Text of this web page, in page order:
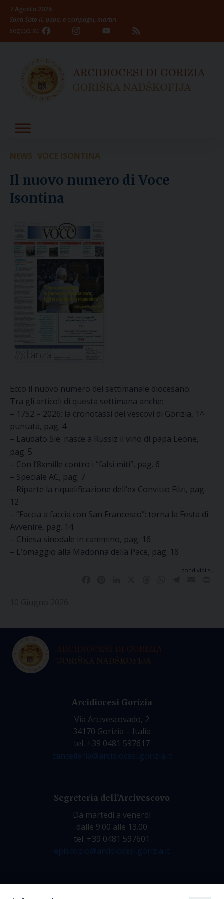
Skip
content
7 Agosto 2026
Santi Sisto II, papa, e compagni, martiri
seguici su Facebook InstagramYouTube
Channel
NEWS VOCE ISONTINA
Il nuovo numero di Voce
Isontina
Ecco il nuovo numero del settimanale diocesano.
Tra gli articoli di questa settimana anche:
– 1752 – 2026: la cronotassi dei vescovi di Gorizia, 1^
puntata, pag. 4
– Laudato Sie: nasce a Russiz il vino di papa Leone,
pag. 5
– Con l’8xmille contro i “falsi miti”, pag. 6
– Speciale AC, pag. 7
– Riparte la riqualificazione dell’ex Convitto Filzi, pag.
12
– “Faccia a faccia con San Francesco”: torna la Festa di
Avvenire, pag. 14
– Chiesa sinodale in cammino, pag. 16
– L’omaggio alla Madonna della Pace, pag. 18
condividi su
Arcidiocesi Gorizia
Via Arcivescovado, 2
34170 Gorizia – Italia
tel. +39 0481 597617
cancelleria@arcidiocesi.gorizia.it
Segreteria dell’Arcivescovo
Da martedì a venerdì
dalle 9.00 alle 13.00
tel. +39 0481 597601
episcopio@arcidiocesi.gorizia.it